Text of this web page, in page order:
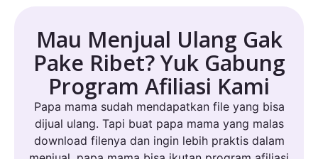
Mau Menjual Ulang Gak
Pake Ribet? Yuk Gabung
Program Afiliasi Kami
Papa mama sudah mendapatkan file yang bisa
dijual ulang. Tapi buat papa mama yang malas
download filenya dan ingin lebih praktis dalam